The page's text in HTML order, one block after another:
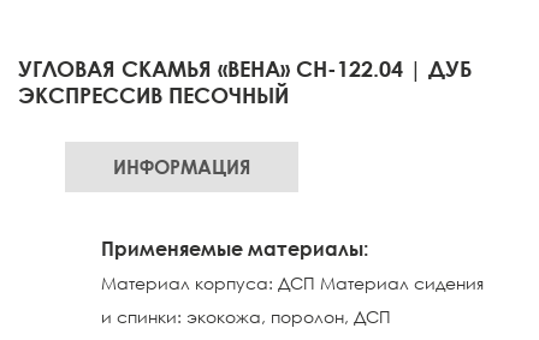
УГЛОВАЯ СКАМЬЯ «ВЕНА» СН-122.04 | ДУБ
ЭКСПРЕССИВ ПЕСОЧНЫЙ
ИНФОРМАЦИЯ
Применяемые материалы:
Материал корпуса: ДСП Материал сидения
и спинки: экокожа, поролон, ДСП